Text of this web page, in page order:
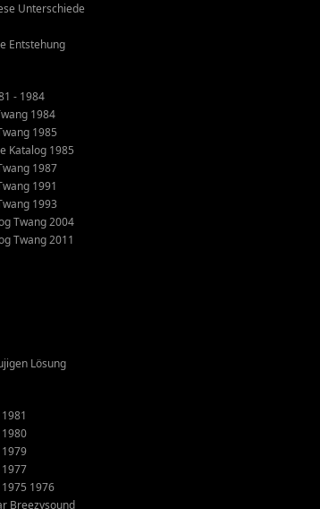
Unterschiede
Entstehung
- 1984
1984
1985
Katalog 1985
1987
1991
1993
Twang 2004
Twang 2011
Lösung
1976
Breezysound